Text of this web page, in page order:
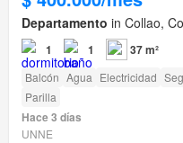
Departamento in Collao,
1 1 37 m²
Balcón Agua Electricidad
Parilla
Hace 3 días
UNNE